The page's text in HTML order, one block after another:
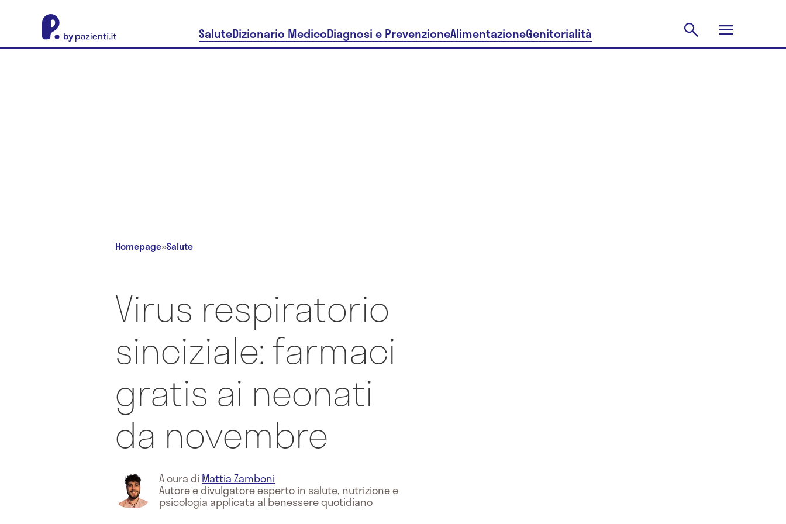
SaluteDizionario MedicoDiagnosi e PrevenzioneAlimentazioneGenitorialità
Homepage»Salute
Virus respiratorio
sinciziale: farmaci
gratis ai neonati
da novembre
A cura di Mattia Zamboni
Autore e divulgatore esperto in salute, nutrizione e
psicologia applicata al benessere quotidiano